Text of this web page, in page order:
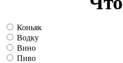
Коньяк
Водку
Вино
Пиво